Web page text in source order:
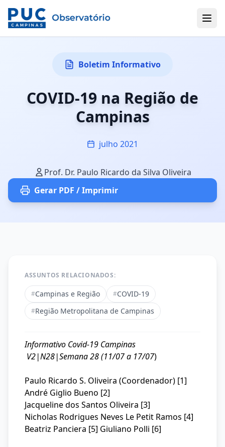
Boletim Informativo
COVID-19 na Região de
Campinas
julho 2021
Prof. Dr. Paulo Ricardo da Silva Oliveira
Gerar PDF / Imprimir
ASSUNTOS RELACIONADOS:
#Campinas e Região #COVID-19
#Região Metropolitana de Campinas
Informativo Covid-19 Campinas
V2|N28|Semana 28 (11/07 a 17/07)
Paulo Ricardo S. Oliveira (Coordenador) [1]
André Giglio Bueno [2]
Jacqueline dos Santos Oliveira [3]
Nicholas Rodrigues Neves Le Petit Ramos [4]
Beatriz Panciera [5] Giuliano Polli [6]